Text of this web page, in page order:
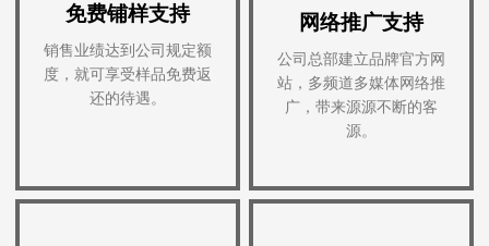
免费铺样支持
销售业绩达到公司规定额
度，就可享受样品免费返
还的待遇。
网络推广支持
公司总部建立品牌官方网
站，多频道多媒体网络推
广，带来源源不断的客
源。